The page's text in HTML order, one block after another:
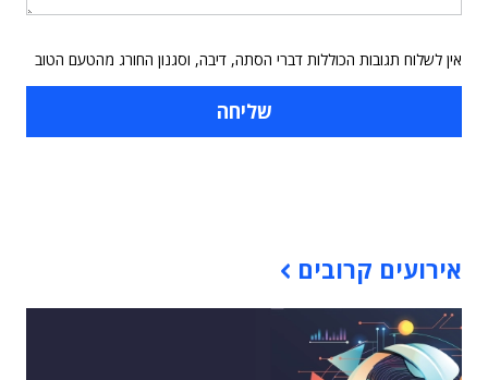
אין לשלוח תגובות הכוללות דברי הסתה, דיבה, וסגנון החורג מהטעם הטוב
אירועים קרובים